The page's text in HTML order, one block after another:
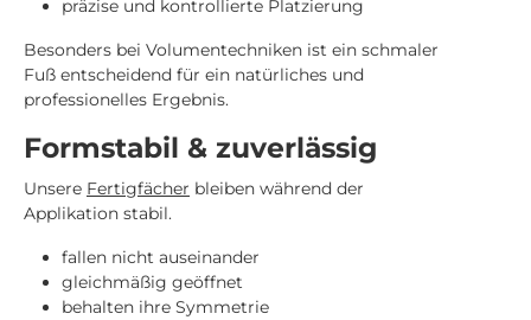
präzise und kontrollierte Platzierung
Besonders bei Volumentechniken ist ein schmaler
Fuß entscheidend für ein natürliches und
professionelles Ergebnis.
Formstabil & zuverlässig
Unsere Fertigfächer bleiben während der
Applikation stabil.
fallen nicht auseinander
gleichmäßig geöffnet
behalten ihre Symmetrie